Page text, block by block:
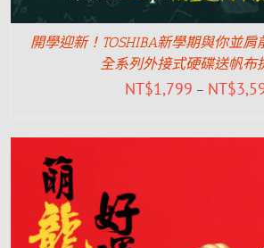
開學迎新！TOSHIBA新學期與你並肩
全系列外接式硬碟送帆布
NT$1,799 – NT$